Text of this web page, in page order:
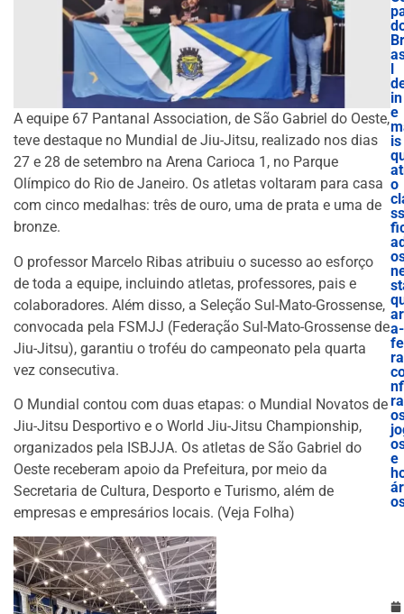
A equipe 67 Pantanal Association, de São Gabriel do Oeste,
teve destaque no Mundial de Jiu-Jitsu, realizado nos dias
27 e 28 de setembro na Arena Carioca 1, no Parque
Olímpico do Rio de Janeiro. Os atletas voltaram para casa
com cinco medalhas: três de ouro, uma de prata e uma de
bronze.
O professor Marcelo Ribas atribuiu o sucesso ao esforço
de toda a equipe, incluindo atletas, professores, pais e
colaboradores. Além disso, a Seleção Sul-Mato-Grossense,
convocada pela FSMJJ (Federação Sul-Mato-Grossense de
Jiu-Jitsu), garantiu o troféu do campeonato pela quarta
vez consecutiva.
O Mundial contou com duas etapas: o Mundial Novatos de
Jiu-Jitsu Desportivo e o World Jiu-Jitsu Championship,
organizados pela ISBJJA. Os atletas de São Gabriel do
Oeste receberam apoio da Prefeitura, por meio da
Secretaria de Cultura, Desporto e Turismo, além de
empresas e empresários locais. (Veja Folha)
Br
in
e
is
o
a-
ra
e